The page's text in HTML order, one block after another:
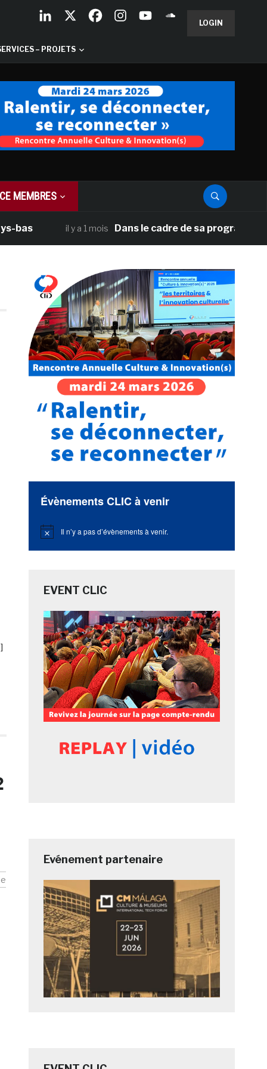
LOGIN
– PROJETS
MEMBRES
il y a 1 mois Dans le cadre de sa programmation
Évènements CLIC à venir
Notice Il n’y a pas d’évènements à venir.
EVENT CLIC
Evénement partenaire